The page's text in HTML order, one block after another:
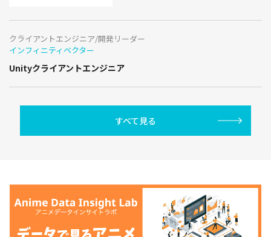
クライアントエンジニア/開発リーダー
インフィニティベクター
Unityクライアントエンジニア
すべて見る